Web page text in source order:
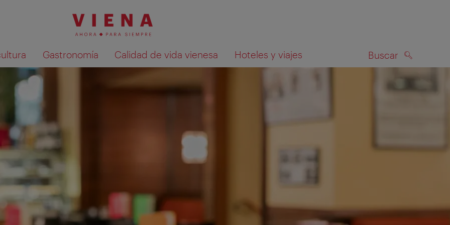
Gastronomía Calidad de vida vienesa Hoteles y viajes Buscar
Mostrar resultados de la búsqueda en el mapa